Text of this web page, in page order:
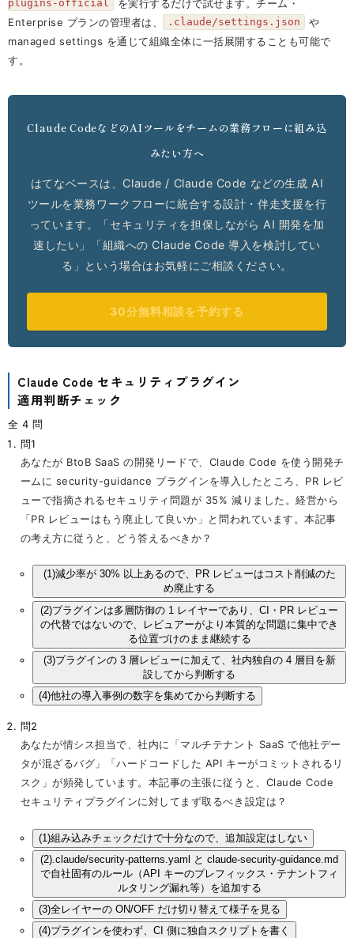
plugins-official
を実行するだけで試せます。チーム・
Enterprise プランの管理者は、
.claude/settings.json
や
managed settings を通じて組織全体に一括展開することも可能で
す。
Claude CodeなどのAIツールをチームの業務フローに組み込
みたい方へ
はてなベースは、Claude / Claude Code などの生成 AI
ツールを業務ワークフローに統合する設計・伴走支援を行
っています。「セキュリティを担保しながら AI 開発を加
速したい」「組織への Claude Code 導入を検討してい
る」という場合はお気軽にご相談ください。
30分無料相談を予約する
Claude Code セキュリティプラグイン
適用判断チェック
全 4 問
問1
あなたが BtoB SaaS の開発リードで、Claude Code を使う開発チ
ームに security-guidance プラグインを導入したところ、PR レビ
ューで指摘されるセキュリティ問題が 35% 減りました。経営から
「PR レビューはもう廃止して良いか」と問われています。本記事
の考え方に従うと、どう答えるべきか？
(1)減少率が 30% 以上あるので、PR レビューはコスト削減のた
め廃止する
(2)プラグインは多層防御の 1 レイヤーであり、CI・PR レビュー
の代替ではないので、レビュアーがより本質的な問題に集中でき
る位置づけのまま継続する
(3)プラグインの 3 層レビューに加えて、社内独自の 4 層目を新
設してから判断する
(4)他社の導入事例の数字を集めてから判断する
問2
あなたが情シス担当で、社内に「マルチテナント SaaS で他社デー
タが混ざるバグ」「ハードコードした API キーがコミットされるリ
スク」が頻発しています。本記事の主張に従うと、Claude Code
セキュリティプラグインに対してまず取るべき設定は？
(1)組み込みチェックだけで十分なので、追加設定はしない
(2) .claude/security-patterns.yaml と claude-security-guidance.md
で自社固有のルール（API キーのプレフィックス・テナントフィ
ルタリング漏れ等）を追加する
(3)全レイヤーの ON/OFF だけ切り替えて様子を見る
(4)プラグインを使わず、CI 側に独自スクリプトを書く